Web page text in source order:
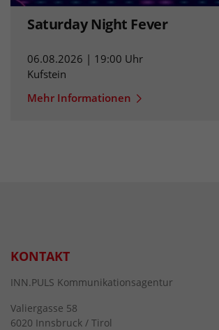
Saturday Night Fever
06.08.2026 | 19:00 Uhr
Kufstein
Mehr Informationen
KONTAKT
INN.PULS Kommunikationsagentur
Valiergasse 58
6020 Innsbruck / Tirol